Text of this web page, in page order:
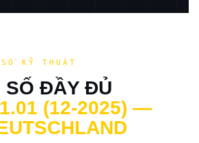
KỸ THUẬT
SỐ ĐẦY ĐỦ
(12-2025) —